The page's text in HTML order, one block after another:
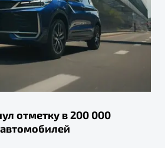
отметку в 200 000